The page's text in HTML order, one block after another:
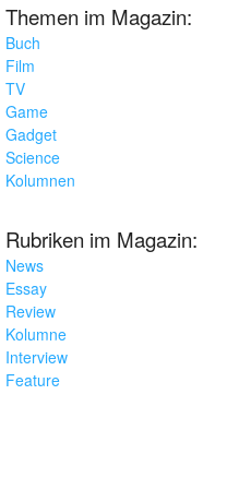
Themen im Magazin:
Buch
Film
TV
Game
Gadget
Science
Kolumnen
Rubriken im Magazin:
News
Essay
Review
Kolumne
Interview
Feature